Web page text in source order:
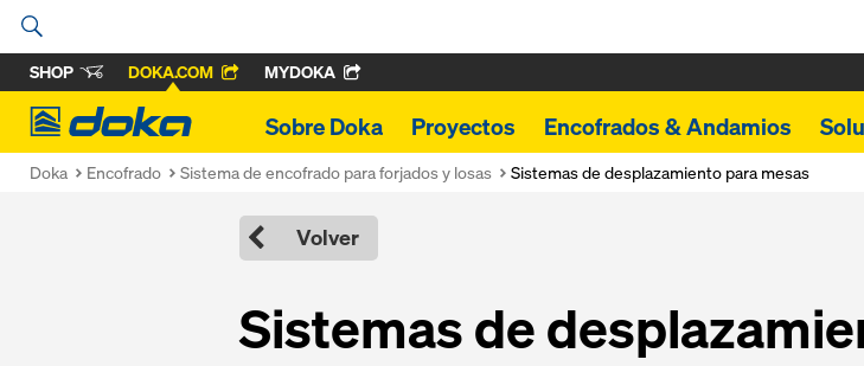
SHOP DOKA.COM MYDOKA
Doka
Sobre Doka Proyectos Encofrados & Andamios
Doka Encofrado Sistema de encofrado para forjados y losas Sistemas de desplazamiento para mesas
Volver
Sistemas de